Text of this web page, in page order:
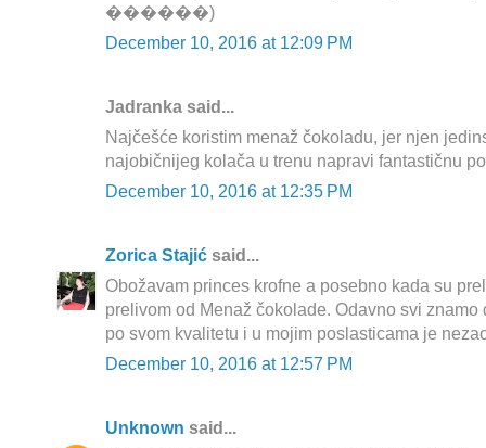
������)
December 10, 2016 at 12:09 PM
Jadranka said...
Najčešće koristim menaž čokoladu, jer njen
najobičnijeg kolača u trenu napravi fantastičnu
December 10, 2016 at 12:35 PM
Zorica Stajić said...
Obožavam princes krofne a posebno kada su
prelivom od Menaž čokolade. Odavno svi
po svom kvalitetu i u mojim poslasticama je
December 10, 2016 at 12:57 PM
Unknown said...